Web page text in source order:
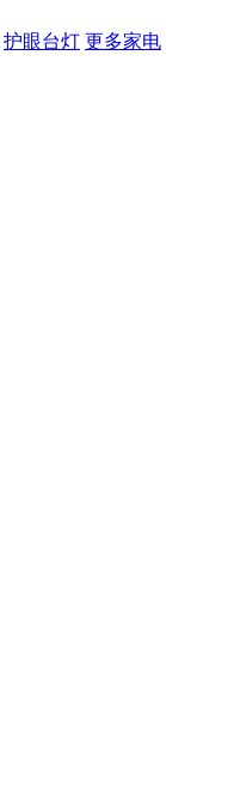
护眼台灯 更多家电